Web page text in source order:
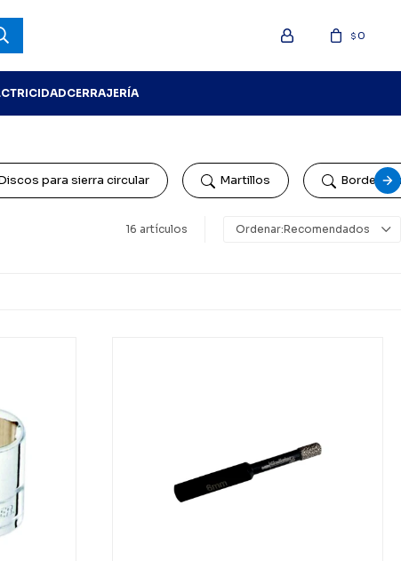
CERRAJERÍA
$0
para sierra circular Martillos
16 artículos Recomendados